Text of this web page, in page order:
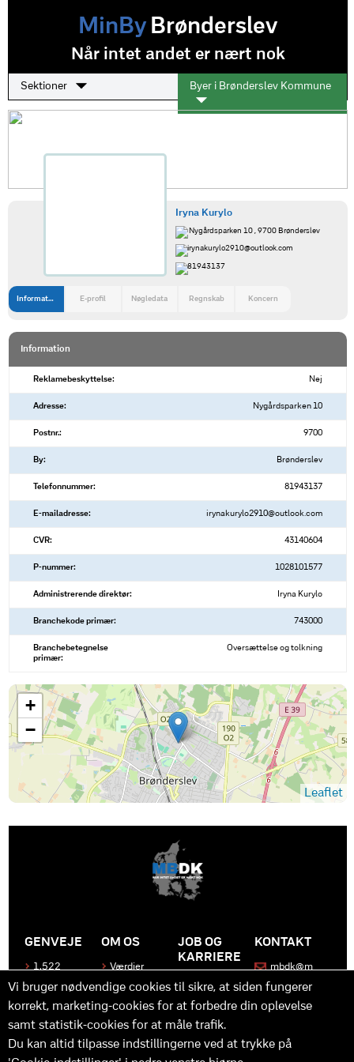
MinByBrønderslev
Når intet andet er nært nok
Sektioner Byer i Brønderslev Kommune
Iryna Kurylo
Nygårdsparken 10 , 9700 Brønderslev
irynakurylo2910@outlook.com
81943137
Information E-profil Nøgledata Regnskab Koncern
Information
Reklamebeskyttelse: Nej
Adresse: Nygårdsparken 10
Postnr.: 9700
By: Brønderslev
Telefonnummer: 81943137
E-mailadresse: irynakurylo2910@outlook.com
CVR: 43140604
P-nummer: 1028101577
Administrerende direktør: Iryna Kurylo
Branchekode primær: 743000
Branchebetegnelse
primær:
Oversættelse og tolkning
+
−
Leaflet
GENVEJE
1.522
Produkter
Kontakt
os
OM OS
Værdier
Historen
bag
MBDK
Hvad gør
os unikke
JOB OG
KARRIERE
Bliv en del
af MBDK
Vores
team
og
KONTAKT
mbdk@m
Vi bruger nødvendige cookies til sikre, at siden fungerer
korrekt, marketing-cookies for at forbedre din oplevelse
samt statistik-cookies for at måle trafik.
Du kan altid tilpasse indstillingerne ved at trykke på